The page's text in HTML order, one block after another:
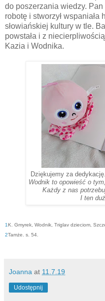
do poszerzania wiedzy.
robotę i stworzył
słowiańskiej kultury w tle.
powstała i z
Kazia i Wodnika.
Dziękujemy za
Wodnik to opowieść o
Każdy z nas
I ten
1K. Gmyrek, Wodnik, Triglav dzieciom,
2Tamże. s. 54.
Joanna at 11.7.19
Udostępnij